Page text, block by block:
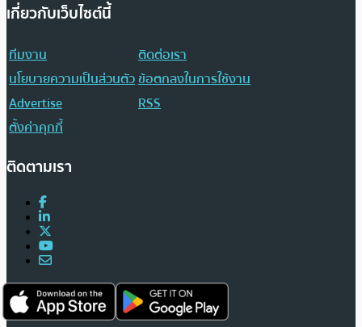
เกี่ยวกับเว็บไซต์นี้
ทีมงาน
ติดต่อเรา
นโยบายความเป็นส่วนตัวข้อตกลงในการใช้งาน
Advertise
RSS
ตั้งค่าคุกกี้
ติดตามเรา